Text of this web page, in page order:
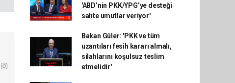
'ABD’nin PKK/YPG’ye desteği
sahte umutlar veriyor'
Bakan Güler: 'PKK ve tüm
uzantıları fesih kararı almalı,
silahlarını koşulsuz teslim
etmelidir'